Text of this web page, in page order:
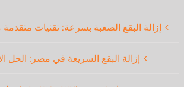
إزالة البقع الصعبة بسرعة: تقنيات
إزالة البقع السريعة في مصر: الحل